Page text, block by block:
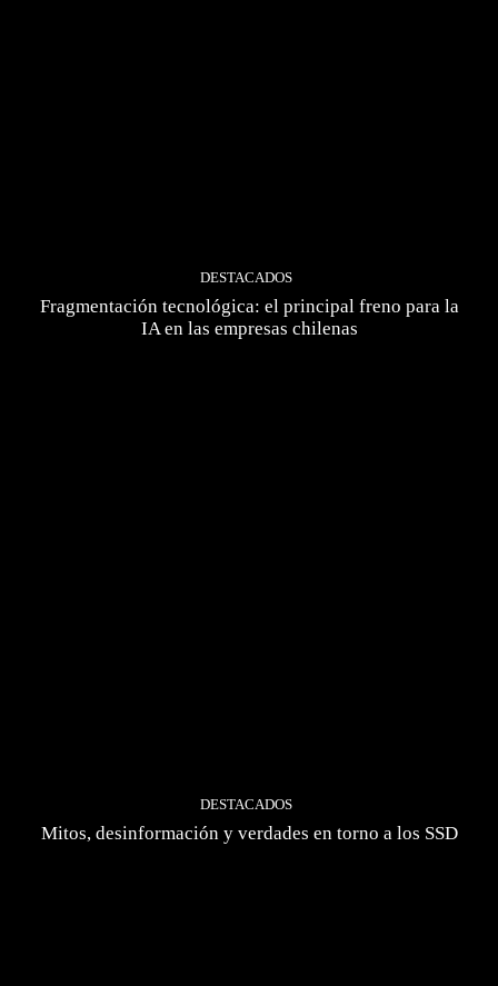
DESTACADOS
Fragmentación tecnológica: el principal freno para la
IA en las empresas chilenas
DESTACADOS
Mitos, desinformación y verdades en torno a los SSD